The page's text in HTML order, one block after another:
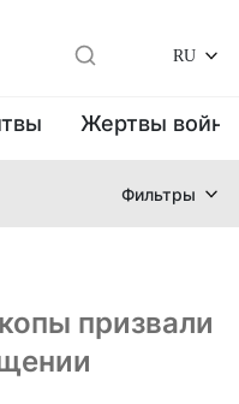
RU
Жертвы
Фильтры
призвали